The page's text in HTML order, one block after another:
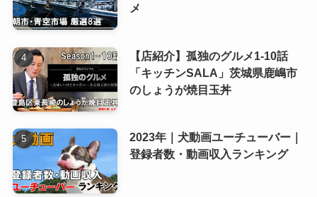
メ
【店紹介】孤独のグルメ1-10話
「キッチンSALA」茨城県鹿嶋市
のしょうが焼目玉丼
2023年｜犬動画ユーチューバー｜
登録者数・動画収入ランキング